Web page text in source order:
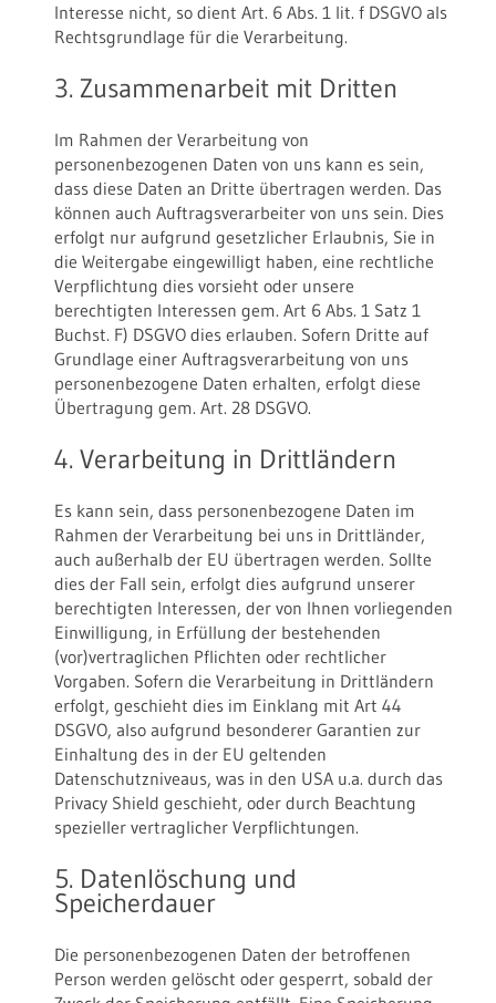
Interesse nicht, so dient Art. 6 Abs. 1 lit. f DSGVO als
Rechtsgrundlage für die Verarbeitung.
3. Zusammenarbeit mit Dritten
Im Rahmen der Verarbeitung von
personenbezogenen Daten von uns kann es sein,
dass diese Daten an Dritte übertragen werden. Das
können auch Auftragsverarbeiter von uns sein. Dies
erfolgt nur aufgrund gesetzlicher Erlaubnis, Sie in
die Weitergabe eingewilligt haben, eine rechtliche
Verpflichtung dies vorsieht oder unsere
berechtigten Interessen gem. Art 6 Abs. 1 Satz 1
Buchst. F) DSGVO dies erlauben. Sofern Dritte auf
Grundlage einer Auftragsverarbeitung von uns
personenbezogene Daten erhalten, erfolgt diese
Übertragung gem. Art. 28 DSGVO.
4. Verarbeitung in Drittländern
Es kann sein, dass personenbezogene Daten im
Rahmen der Verarbeitung bei uns in Drittländer,
auch außerhalb der EU übertragen werden. Sollte
dies der Fall sein, erfolgt dies aufgrund unserer
berechtigten Interessen, der von Ihnen vorliegenden
Einwilligung, in Erfüllung der bestehenden
(vor)vertraglichen Pflichten oder rechtlicher
Vorgaben. Sofern die Verarbeitung in Drittländern
erfolgt, geschieht dies im Einklang mit Art 44
DSGVO, also aufgrund besonderer Garantien zur
Einhaltung des in der EU geltenden
Datenschutzniveaus, was in den USA u.a. durch das
Privacy Shield geschieht, oder durch Beachtung
spezieller vertraglicher Verpflichtungen.
5. Datenlöschung und
Speicherdauer
Die personenbezogenen Daten der betroffenen
Person werden gelöscht oder gesperrt, sobald der